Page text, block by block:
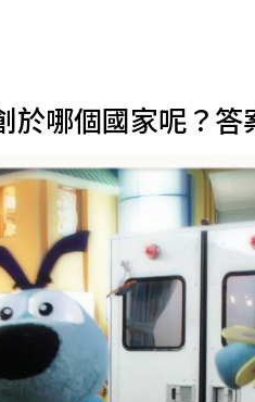
於哪個國家呢？